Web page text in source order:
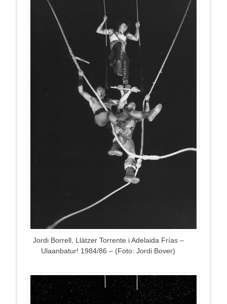
Jordi Borrell, Llàtzer Torrente i Adelaida Frías –
Ulaanbatur! 1984/86 – (Foto: Jordi Bover)